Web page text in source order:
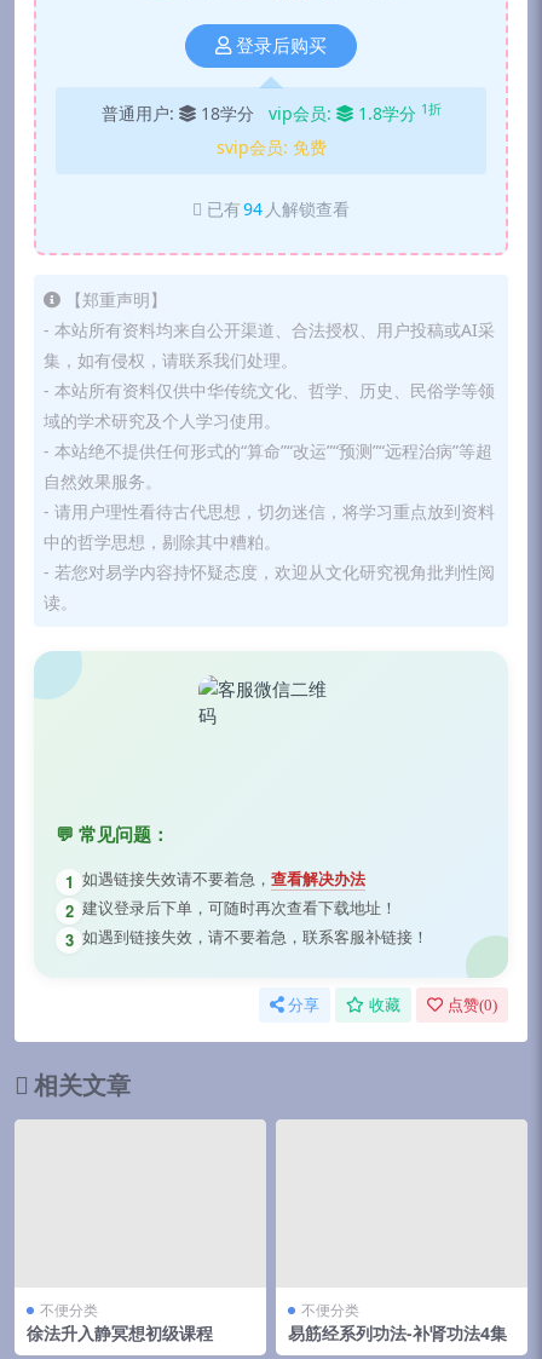
登录后购买
普通用户: 18学分 vip会员: 1.8学分 1折
svip会员: 免费
已有94 人解锁查看
【郑重声明】
- 本站所有资料均来自公开渠道、合法授权、用户投稿或AI采
集，如有侵权，请联系我们处理。
- 本站所有资料仅供中华传统文化、哲学、历史、民俗学等领
域的学术研究及个人学习使用。
- 本站绝不提供任何形式的“算命”“改运”“预测”“远程治病”等超
自然效果服务。
- 请用户理性看待古代思想，切勿迷信，将学习重点放到资料
中的哲学思想，剔除其中糟粕。
- 若您对易学内容持怀疑态度，欢迎从文化研究视角批判性阅
读。
💬 常见问题：
1 如遇链接失效请不要着急， 查看解决办法
2 建议登录后下单，可随时再次查看下载地址！
3 如遇到链接失效，请不要着急，联系客服补链接！
分享 收藏 点赞(0)
相关文章
不便分类
徐法升入静冥想初级课程
不便分类
易筋经系列功法-补肾功法4集